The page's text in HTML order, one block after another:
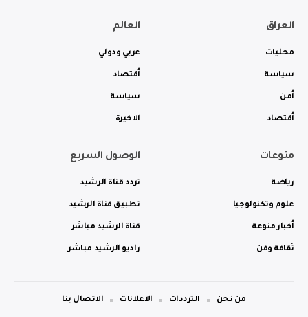
العراق
محليات
سياسة
أمن
أقتصاد
العالم
عربي ودولي
أقتصاد
سياسة
الاخيرة
منوعات
رياضة
علوم وتكنولوجيا
أخبار منوعة
ثقافة وفن
الوصول السريع
تردد قناة الرشيد
تطبيق قناة الرشيد
قناة الرشيد مباشر
راديو الرشيد مباشر
من نحن الترددات الاعلانات الاتصال بنا